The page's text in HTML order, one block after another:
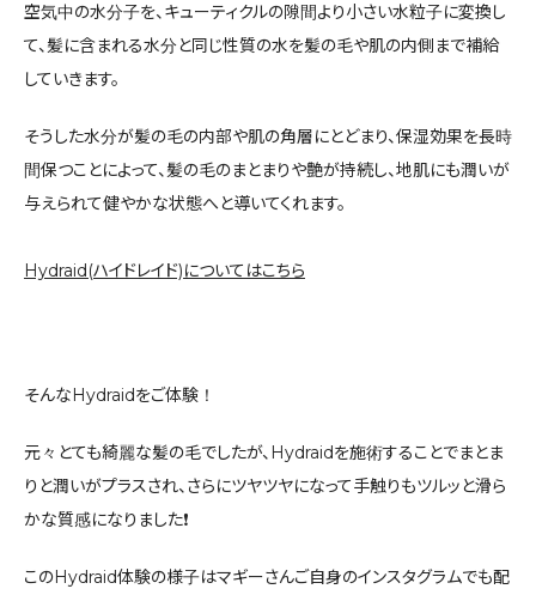
空気中の水分子を、キューティクルの隙間より小さい水粒子に変換し
て、髪に含まれる水分と同じ性質の水を髪の毛や肌の内側まで補給
していきます。
そうした水分が髪の毛の内部や肌の角層にとどまり、保湿効果を長時
間保つことによって、髪の毛のまとまりや艶が持続し、地肌にも潤いが
与えられて健やかな状態へと導いてくれます。
Hydraid(ハイドレイド)についてはこちら
そんなHydraidをご体験！
元々とても綺麗な髪の毛でしたが、Hydraidを施術することでまとま
りと潤いがプラスされ、さらにツヤツヤになって手触りもツルッと滑ら
かな質感になりました❗️
このHydraid体験の様子はマギーさんご自身のインスタグラムでも配